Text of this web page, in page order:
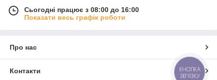
Сьогодні працює з 08:00 до 16:00
Показати весь графік роботи
Про нас
Контакти
КНОПКА
ЗВ'ЯЗКУ